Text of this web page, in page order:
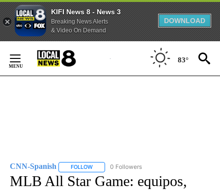
KIFI News 8 - News 3
Breaking News Alerts
& Video On Demand
DOWNLOAD
Content
83°
CNN-Spanish FOLLOW FOLLOW "CNN-SPANISH" TO RECEIVE
0 Followers
MLB All Star Game: equipos,